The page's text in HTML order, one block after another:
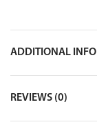
ADDITIONAL
REVIEWS (0)